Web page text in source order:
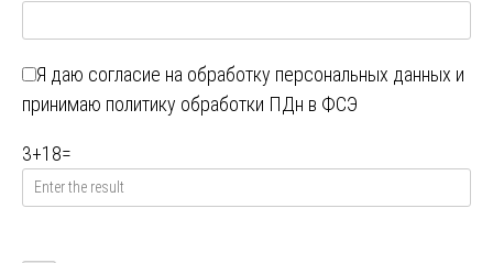
Я даю согласие на обработку персональных данных и
принимаю политику обработки ПДн в ФСЭ
3+18=